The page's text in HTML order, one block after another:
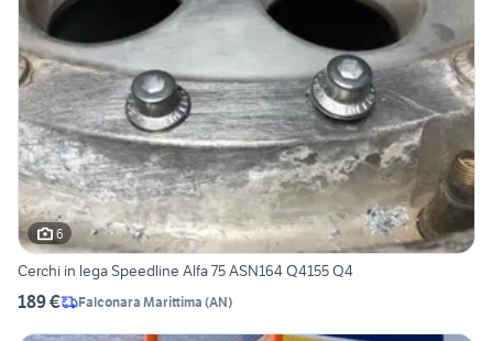
6
Cerchi in lega Speedline Alfa 75 ASN164 Q4155 Q4
189 € Falconara Marittima (AN)